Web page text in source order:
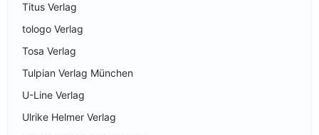
Titus Verlag
tologo Verlag
Tosa Verlag
Tulpian Verlag München
U-Line Verlag
Ulrike Helmer Verlag